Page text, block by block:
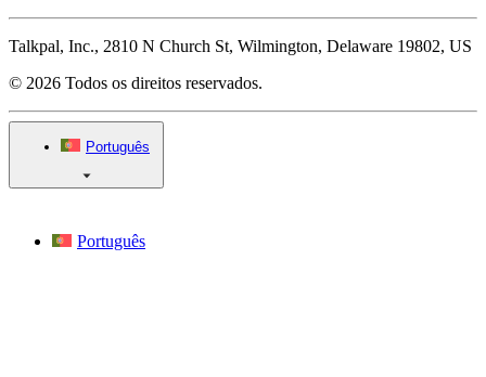
Talkpal, Inc., 2810 N Church St, Wilmington, Delaware 19802, US
© 2026 Todos os direitos reservados.
Português
Português